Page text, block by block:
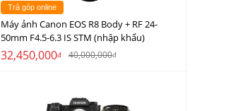
Trả góp online
Máy ảnh Canon EOS R8 Body + RF 24-
50mm F4.5-6.3 IS STM (nhập khẩu)
32,450,000đ 40,000,000đ